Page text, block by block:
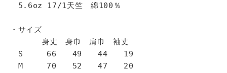
5.6oz 17/1天竺 綿100％
・サイズ
身丈 身巾 肩巾 袖丈
S 66 49 44 19
M 70 52 47 20